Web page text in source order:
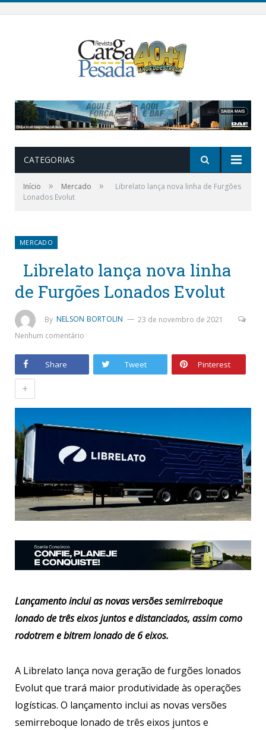
CATEGORIAS
Início » Mercado »
Librelato lança nova linha de Furgões
Lonados Evolut
MERCADO
Librelato lança nova linha
de Furgões Lonados Evolut
By NELSON BORTOLIN
23 de novembro de 2021
Nenhum comentário
Share Tweet Pinterest
+
Lançamento inclui as novas versões semirreboque
lonado de três eixos juntos e distanciados, assim como
rodotrem e bitrem lonado de 6 eixos.
A Librelato lança nova geração de furgões lonados
Evolut que trará maior produtividade às operações
logísticas. O lançamento inclui as novas versões
semirreboque lonado de três eixos juntos e